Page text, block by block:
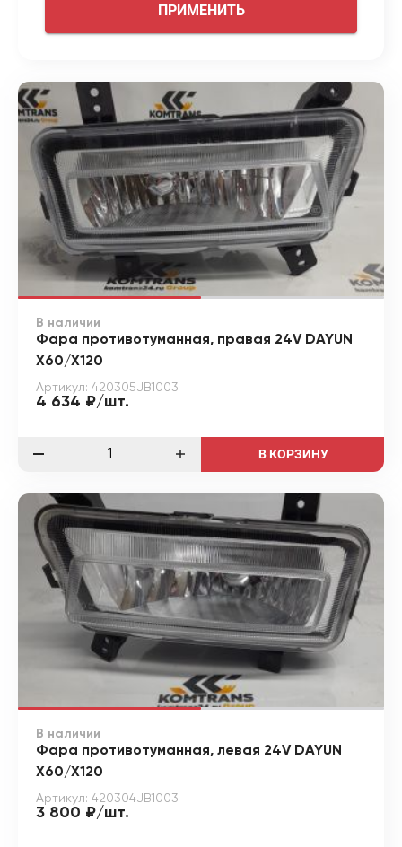
ПРИМЕНИТЬ
В наличии
Фара противотуманная, правая 24V DAYUN
X60/X120
Артикул: 420305JB1003
4 634 ₽/шт.
В КОРЗИНУ
В наличии
Фара противотуманная, левая 24V DAYUN
X60/X120
Артикул: 420304JB1003
3 800 ₽/шт.